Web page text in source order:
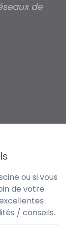
de
ou si vous
de votre
/ conseils.